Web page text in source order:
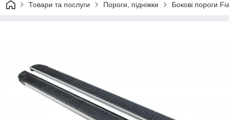
Товари та послуги Пороги, підніжки Бокові пороги